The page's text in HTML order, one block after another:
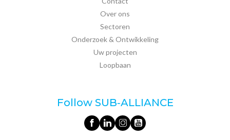
Over ons
Sectoren
Onderzoek & Ontwikkeling
Uw projecten
Loopbaan
Follow SUB‑ALLIANCE